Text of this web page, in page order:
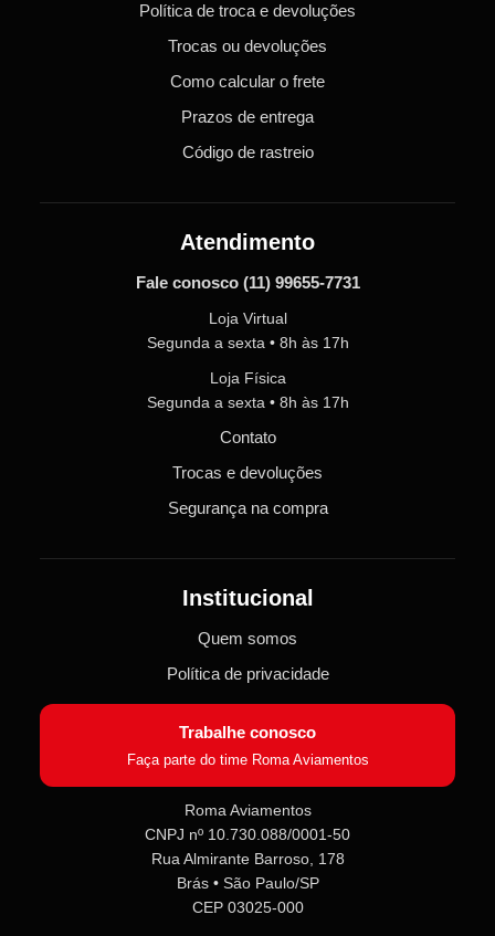
Política de troca e devoluções
Trocas ou devoluções
Como calcular o frete
Prazos de entrega
Código de rastreio
Atendimento
Fale conosco (11) 99655-7731
Loja Virtual
Segunda a sexta • 8h às 17h
Loja Física
Segunda a sexta • 8h às 17h
Contato
Trocas e devoluções
Segurança na compra
Institucional
Quem somos
Política de privacidade
Trabalhe conosco
Faça parte do time Roma Aviamentos
Roma Aviamentos
CNPJ nº 10.730.088/0001-50
Rua Almirante Barroso, 178
Brás • São Paulo/SP
CEP 03025-000